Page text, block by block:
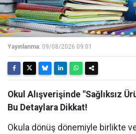
Yayınlanma: 09/08/2026 09:01
Okul Alışverişinde "Sağlıksız
Bu Detaylara Dikkat!
Okula dönüş dönemiyle birlikte